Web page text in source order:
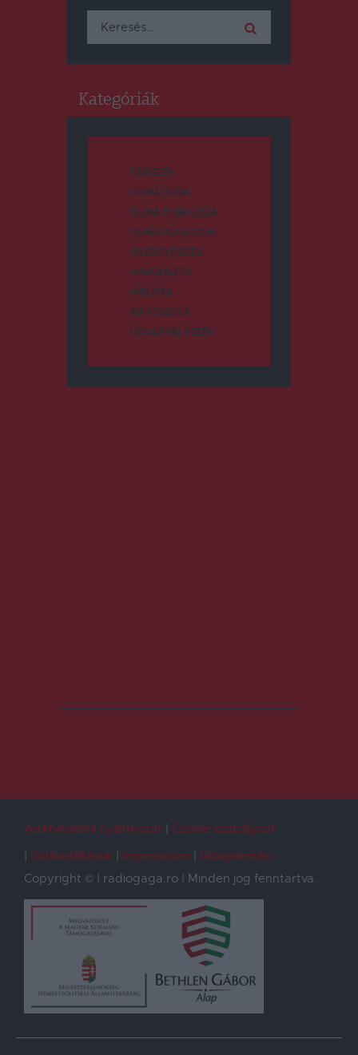
Keresés:
Kategóriák
CSÍKSZÉK
DUMA DUBA
DUMA DUBA 2024
DUMA DUBA 2026
GYERGYÓSZÉK
HÁROMSZÉK
HÍRLISTA
MAROSSZÉK
UDVARHELYSZÉK
Adatvédelmi nyilatkozat
Cookie szabályzat
Sütibeállítások
Impresszum
Hibajelentés
Copyright © | radiogaga.ro | Minden jog fenntartva.